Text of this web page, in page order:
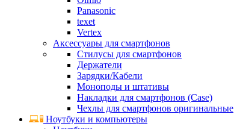
Panasonic
texet
Vertex
Аксессуары для смартфонов
Стилусы для смартфонов
Держатели
Зарядки/Кабели
Моноподы и штативы
Накладки для смартфонов (Case)
Чехлы для смартфонов оригинальные
Ноутбуки и компьютеры